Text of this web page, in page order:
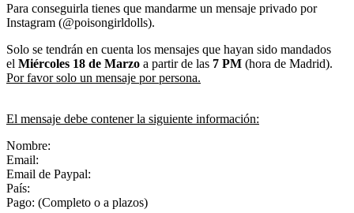
Para conseguirla tienes que mandarme un mensaje privado por
Instagram (@poisongirldolls).
Solo se tendrán en cuenta los mensajes que hayan sido mandados
el Miércoles 18 de Marzo a partir de las 7 PM (hora de Madrid).
Por favor solo un mensaje por persona.
El mensaje debe contener la siguiente información:
Nombre:
Email:
Email de Paypal:
País:
Pago: (Completo o a plazos)